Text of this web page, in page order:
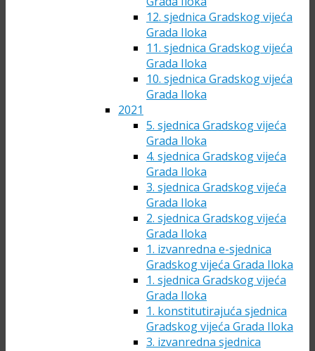
12. sjednica Gradskog vijeća
Grada Iloka
11. sjednica Gradskog vijeća
Grada Iloka
10. sjednica Gradskog vijeća
Grada Iloka
2021
5. sjednica Gradskog vijeća
Grada Iloka
4. sjednica Gradskog vijeća
Grada Iloka
3. sjednica Gradskog vijeća
Grada Iloka
2. sjednica Gradskog vijeća
Grada Iloka
1. izvanredna e-sjednica
Gradskog vijeća Grada Iloka
1. sjednica Gradskog vijeća
Grada Iloka
1. konstitutirajuća sjednica
Gradskog vijeća Grada Iloka
3. izvanredna sjednica